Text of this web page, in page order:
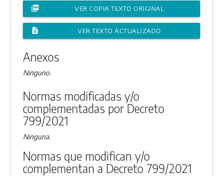
picture_as_pdf VER COPIA TEXTO ORIGINAL
description VER TEXTO ACTUALIZADO
Anexos
Ninguno.
Normas modificadas y/o
complementadas por Decreto
799/2021
Ninguna.
Normas que modifican y/o
complementan a Decreto 799/2021